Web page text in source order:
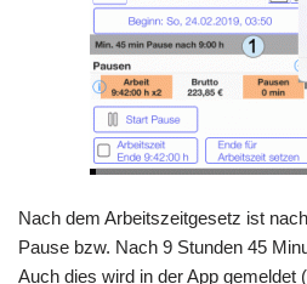
Nach dem Arbeitszeitgesetz ist
Pause bzw. Nach 9 Stunden 45
Auch dies wird in der App gemeldet